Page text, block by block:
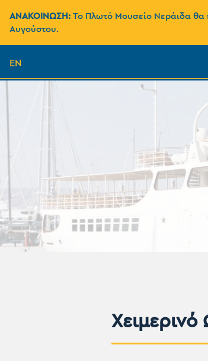
ΑΝΑΚΟΙΝΩΣΗ: Το Πλωτό Μουσείο Νεράιδα θα
Αυγούστου.
EN